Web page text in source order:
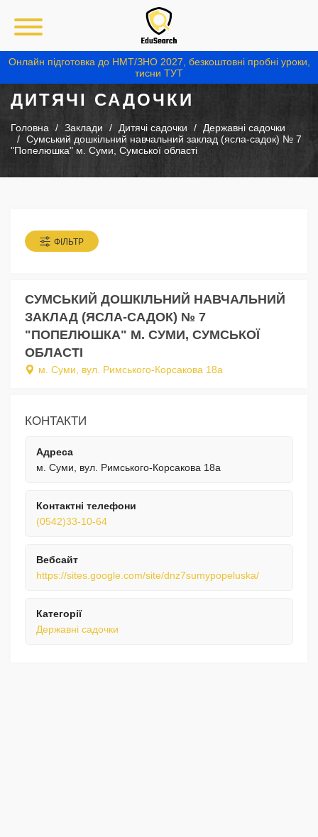
Онлайн підготовка до НМТ/ЗНО 2027, безкоштовні пробні уроки,
тисни ТУТ
ДИТЯЧІ САДОЧКИ
Головна Заклади Дитячі садочки
Державні садочки
Сумський дошкільний навчальний заклад (ясла-садок) № 7
"Попелюшка" м. Суми, Сумської області
ФІЛЬТР
СУМСЬКИЙ ДОШКІЛЬНИЙ НАВЧАЛЬНИЙ
ЗАКЛАД (ЯСЛА-САДОК) № 7
"ПОПЕЛЮШКА" М. СУМИ, СУМСЬКОЇ
ОБЛАСТІ
м. Суми, вул. Римського-Корсакова 18а
КОНТАКТИ
Адреса
м. Суми, вул. Римського-Корсакова 18а
Контактні телефони
(0542)33-10-64
Вебсайт
https://sites.google.com/site/dnz7sumypopeluska/
Категорії
Державні садочки